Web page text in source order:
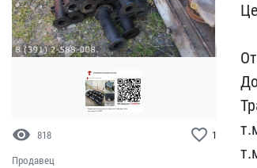
visibility 818 favorite_border 1
Продавец